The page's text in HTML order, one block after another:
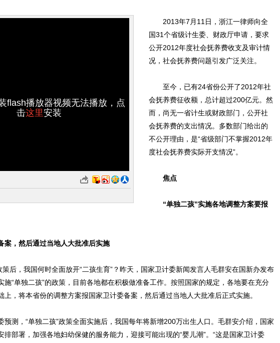
flash播放器视频无法播放，点
击这里安装
2013年7月11日，浙江一律师向全
国31个省级计生委、财政厅申请，要求
公开2012年度社会抚养费收支及审计情
况，社会抚养费问题引发广泛关注。
至今，已有24省份公开了2012年社
会抚养费征收额，总计超过200亿元。然
而，尚无一省计生或财政部门，公开社
会抚养费的支出情况。多数部门给出的
不公开理由，是“省级部门不掌握2012年
度社会抚养费实际开支情况”。
焦点
“单独二孩”实施各地调整方案要报
，然后通过当地人大批准后实施
后，我国何时全面放开“二孩生育”？昨天，国家卫计委新闻发言人毛群安在国新办发布
施“单独二孩”的政策，目前各地都在积极做准备工作。按照国家的规定，各地要在充分
上，将本省份的调整方案报国家卫计委备案，然后通过当地人大批准后正式实施。
测，“单独二孩”政策全面实施后，我国每年将新增200万出生人口。毛群安介绍，国家
排部署，加强各地妇幼保健的服务能力，迎接可能出现的“婴儿潮”。“这是国家卫计委